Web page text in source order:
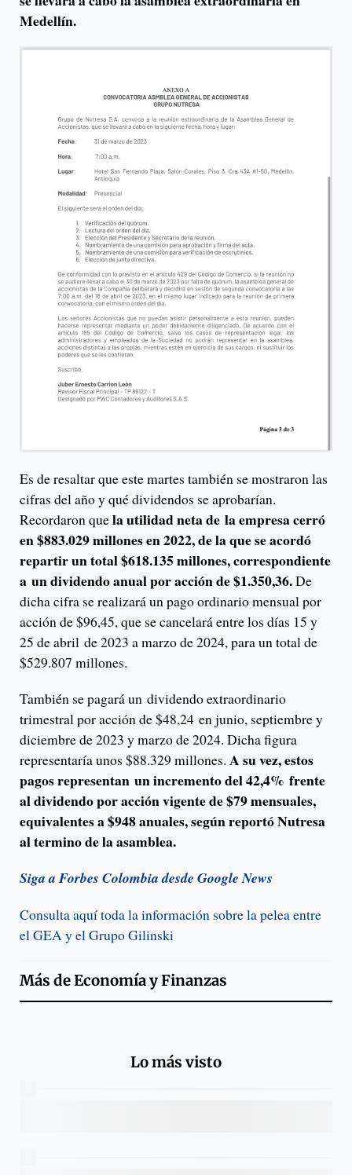
Medellín.
Es de resaltar que este martes también se mostraron las
cifras del año y qué dividendos se aprobarían.
Recordaron quela utilidad neta de la empresa cerró
en $883.029 millones en 2022, de la que se acordó
repartir un total $618.135 millones, correspondiente
a un dividendo anual por acción de $1.350,36.De
dicha cifra se realizará un pago ordinario mensual por
acción de $96,45, que se cancelará entre los días 15 y
25 de abril de 2023 a marzo de 2024, para un total de
$529.807 millones.
También se pagará un dividendo extraordinario
trimestral por acción de $48,24 en junio, septiembre y
diciembre de 2023 y marzo de 2024. Dicha figura
representaría unos $88.329 millones. A su vez, estos
pagos representan un incremento del 42,4% frente
al dividendo por acción vigente de $79 mensuales,
equivalentes a $948 anuales, según reportó Nutresa
al termino de la asamblea.
Siga a Forbes Colombia desde Google News
Consulta aquí toda la información sobre la pelea entre
el GEA y el Grupo Gilinski
Más deEconomía y Finanzas
Lo más visto